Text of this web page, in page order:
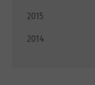
2015
2014